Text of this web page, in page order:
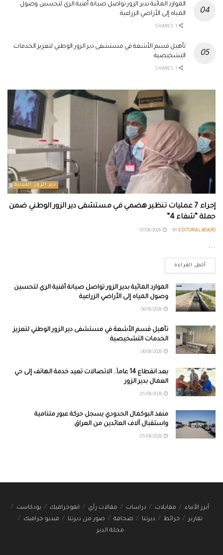
الموارد المائية بدير الزور تواصل صيانة أقنية الري لتحسين وصول
المياه إلى الأراضي الزراعية
تأهيل قسم الأشعة في مستشفى دير الزور الوطني لتعزيز الخدمات
التشخيصية
دير الزور المدينة
إجراء 7 عمليات تنظير هضمي في مستشفى دير الزور الوطني ضمن
حملة “شفاء 4”
BY EDITORIAL BOARD
...
أكمل القراءة
الموارد المائية بدير الزور تواصل صيانة أقنية الري لتحسين
وصول المياه إلى الأراضي الزراعية
تأهيل قسم الأشعة في مستشفى دير الزور الوطني لتعزيز
الخدمات التشخيصية
بعد انقطاع 14 عاماً.. الاتصالات تعيد خدمة الهاتف إلى حي
العمال بدير الزور
منفذ البوكمال الحدودي يسجل حركة عبور متنامية
واستقبال آلاف العائدين من العراق
أبرز الأنباء مقابلات دراسات مقالات رأي انفوجرافيك
بودكاست
تقارير
خرائط ديرتنا صحافة صور من ديرتنا
فيديو جرافيك
مجلة الدير